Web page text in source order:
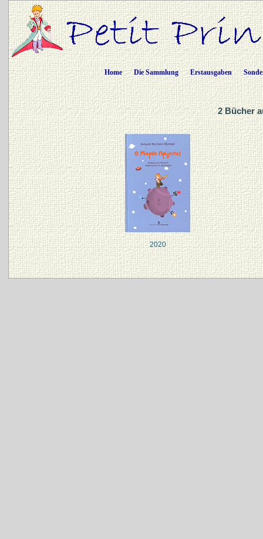
Home Die Sammlung Erstausgaben
2 Bücher
2020